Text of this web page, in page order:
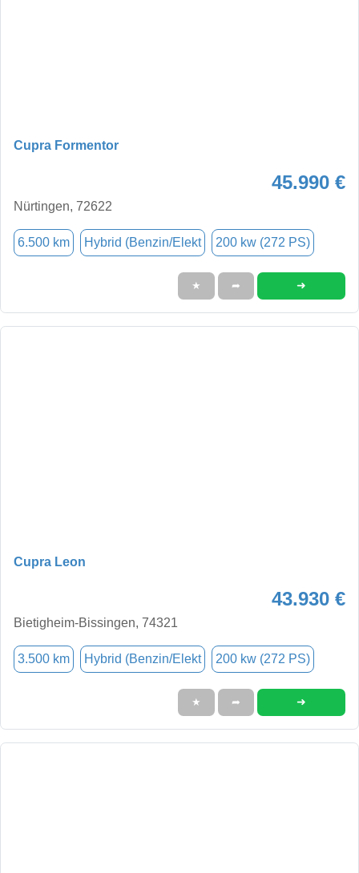
Cupra Formentor
45.990 €
Nürtingen, 72622
6.500 km Hybrid (Benzin/Elekt 200 kw (272 PS)
★ ➦ ➜
Cupra Leon
43.930 €
Bietigheim-Bissingen, 74321
3.500 km Hybrid (Benzin/Elekt 200 kw (272 PS)
★ ➦ ➜